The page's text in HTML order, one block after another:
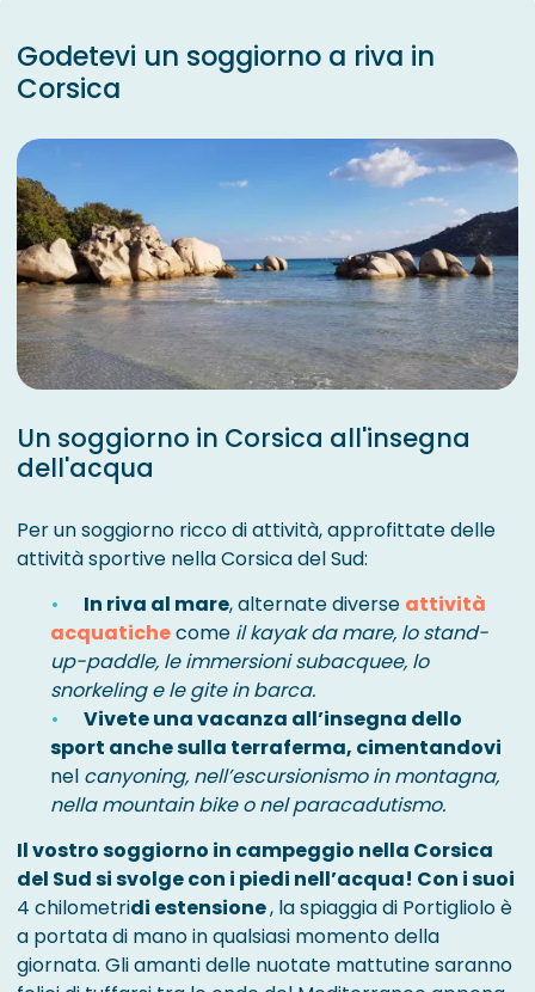
Godetevi un soggiorno a riva in
Corsica
Un soggiorno in Corsica all'insegna
dell'acqua
Per un soggiorno ricco di attività, approfittate delle
attività sportive nella Corsica del Sud:
In riva al mare, alternate diverse attività
acquatichecome il kayak da mare, lo stand-
up-paddle, le immersioni subacquee, lo
snorkeling e le gite in barca.
Vivete una vacanza all’insegna dello
sport anche sulla terraferma, cimentandovi
nel canyoning, nell’escursionismo in montagna,
nella mountain bike o nel paracadutismo.
Il vostro soggiorno in campeggio nella Corsica
del Sud si svolge con i piedi nell’acqua! Con i suoi
4 chilometridi estensione, la spiaggia di Portigliolo è
a portata di mano in qualsiasi momento della
giornata. Gli amanti delle nuotate mattutine saranno